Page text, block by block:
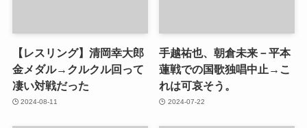
【レスリング】清岡幸大郎
金メダル→クルクル回って
凄い対戦だった
2024-08-11
手越祐也、朝倉未来－平本
蓮戦での国歌独唱中止→こ
れは可哀そう。
2024-07-22